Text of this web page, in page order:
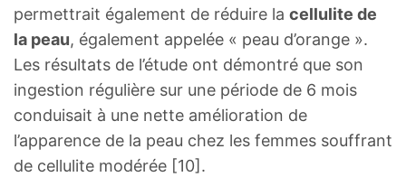
permettrait également de réduire la cellulite de
la peau, également appelée « peau d’orange ».
Les résultats de l’étude ont démontré que son
ingestion régulière sur une période de 6 mois
conduisait à une nette amélioration de
l’apparence de la peau chez les femmes souffrant
de cellulite modérée [10].